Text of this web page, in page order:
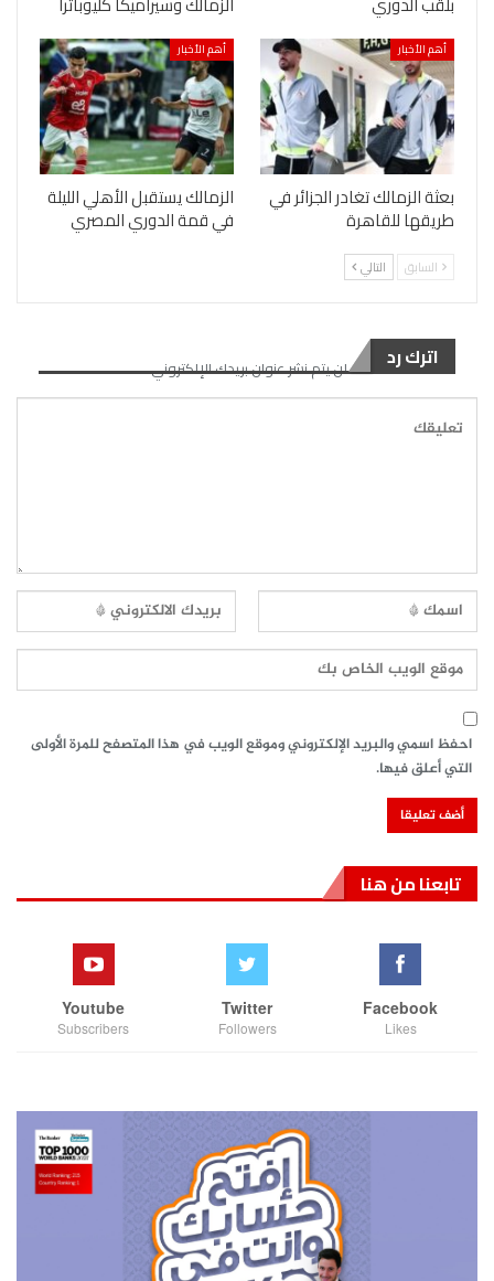
أهم الأخبار
بعثة الزمالك تغادر الجزائر في
طريقها للقاهرة
أهم الأخبار
الزمالك يستقبل الأهلي الليلة
في قمة الدوري المصري
السابق التالي
اترك رد لن يتم نشر عنوان بريدك الإلكتروني.
احفظ اسمي والبريد الإلكتروني وموقع الويب في هذا المتصفح للمرة الأولى
التي أعلق فيها.
تابعنا من هنا
Facebook
Likes
Twitter
Followers
Youtube
Subscribers